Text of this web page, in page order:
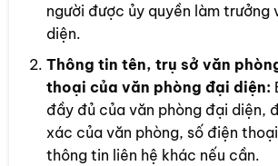
người được ủy quyền làm trưởng
diện.
Thông tin tên, trụ sở văn
thoại của văn phòng đại diện:
đầy đủ của văn phòng đại diện,
xác của văn phòng, số điện
thông tin liên hệ khác nếu cần.